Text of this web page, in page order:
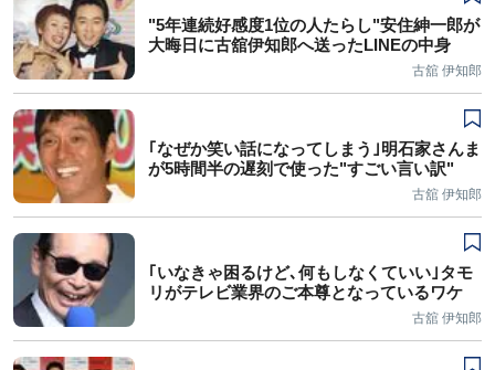
"5年連続好感度1位の人たらし"安住紳一郎が
大晦日に古舘伊知郎へ送ったLINEの中身
古舘 伊知郎
｢なぜか笑い話になってしまう｣明石家さんま
が5時間半の遅刻で使った"すごい言い訳"
古舘 伊知郎
｢いなきゃ困るけど､何もしなくていい｣タモ
リがテレビ業界のご本尊となっているワケ
古舘 伊知郎